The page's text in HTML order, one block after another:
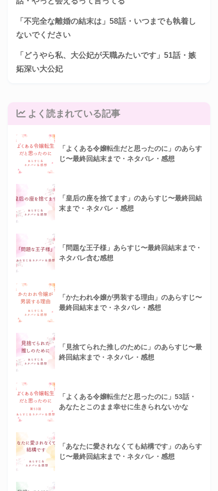
「不完全な離婚の結末は」58話・いつまでも執着し
ないでください
「どうやら私、大公妃が天職みたいです」51話・嫉
妬深い大公妃
よく読まれている記事
「よくある令嬢転生だと思ったのに」のあらす
じ〜最終回結末まで・ネタバレ・感想
「皇后の座を捨てます」のあらすじ〜最終回結
末まで・ネタバレ・感想
「問題な王子様」あらすじ〜最終回結末まで・
ネタバレ含む感想
「かたわれ令嬢が男装する理由」のあらすじ〜
最終回結末まで・ネタバレ・感想
「見捨てられた推しのために」のあらすじ〜最
終回結末まで・ネタバレ・感想
「よくある令嬢転生だと思ったのに」53話・
あなたとこのまま幸せに生きられないかな
「あなたに愛されなくても結構です」のあらす
じ〜最終回結末まで・ネタバレ・感想